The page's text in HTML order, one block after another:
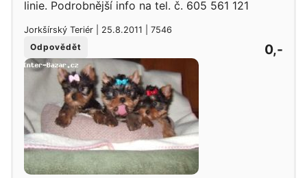
linie. Podrobnější info na tel. č. 605 561 121
Jorkšírský Teriér | 25.8.2011 | 7546
Odpovědět
0,-